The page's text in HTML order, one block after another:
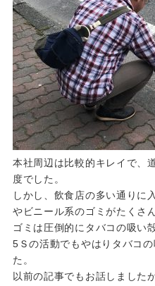
本社周辺は比較的キレイで、
度でした。
しかし、飲食店の多い通りに
やビニール系のゴミがたくさ
ゴミは圧倒的にタバコの吸い
5Ｓの活動でもやはりタバコ
た。
以前の記事でもお話しました